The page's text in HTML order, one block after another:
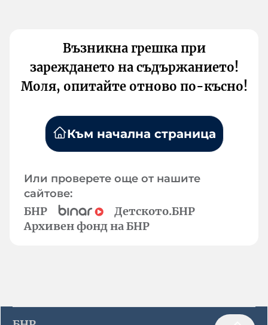
Възникна грешка при
зареждането на съдържанието!
Моля, опитайте отново по-късно!
Към начална страница
Или проверете още от нашите
сайтове:
БНР
Детското.БНР
Архивен фонд на БНР